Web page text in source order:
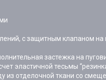
с защитным клапаном на
застежка на
эластичной тесьмы
отделочной ткани со